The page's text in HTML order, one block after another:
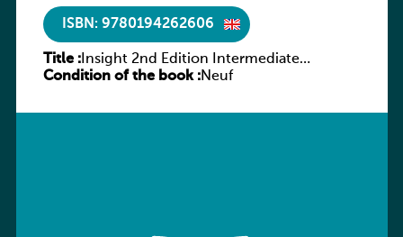
ISBN: 9780194262606
Title :Insight 2nd Edition Intermediate
Workbook
Condition of the book :Neuf